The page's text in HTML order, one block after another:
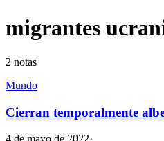
migrantes
2 notas
Mundo
Cierran temporalmente